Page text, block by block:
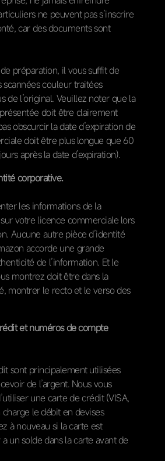
ne peuvent pas s’inscrire
car des documents sont
préparation, il vous suffit de
couleur traitées
de l’original. Veuillez noter que la
doit être clairement
obscurcir la date d’expiration de
doit être plus longue que 60
après la date d’expiration).
corporative.
les informations de la
votre licence commerciale lors
Aucune autre pièce d’identité
accorde une grande
de l’information. Et le
montrez doit être dans la
montrer le recto et le verso des
et numéros de compte
sont principalement utilisées
de l’argent. Nous vous
une carte de crédit (VISA,
le débit en devises
à nouveau si la carte est
un solde dans la carte avant de